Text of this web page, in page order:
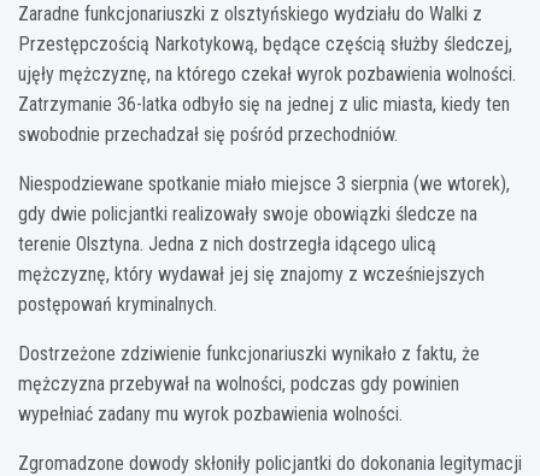
Zaradne funkcjonariuszki z olsztyńskiego wydziału do Walki z
Przestępczością Narkotykową, będące częścią służby śledczej,
ujęły mężczyznę, na którego czekał wyrok pozbawienia wolności.
Zatrzymanie 36-latka odbyło się na jednej z ulic miasta, kiedy ten
swobodnie przechadzał się pośród przechodniów.
Niespodziewane spotkanie miało miejsce 3 sierpnia (we wtorek),
gdy dwie policjantki realizowały swoje obowiązki śledcze na
terenie Olsztyna. Jedna z nich dostrzegła idącego ulicą
mężczyznę, który wydawał jej się znajomy z wcześniejszych
postępowań kryminalnych.
Dostrzeżone zdziwienie funkcjonariuszki wynikało z faktu, że
mężczyzna przebywał na wolności, podczas gdy powinien
wypełniać zadany mu wyrok pozbawienia wolności.
Zgromadzone dowody skłoniły policjantki do dokonania legitymacji